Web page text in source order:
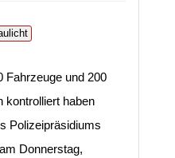
Fahrzeuge und 200
kontrolliert haben
Polizeipräsidiums
Donnerstag,